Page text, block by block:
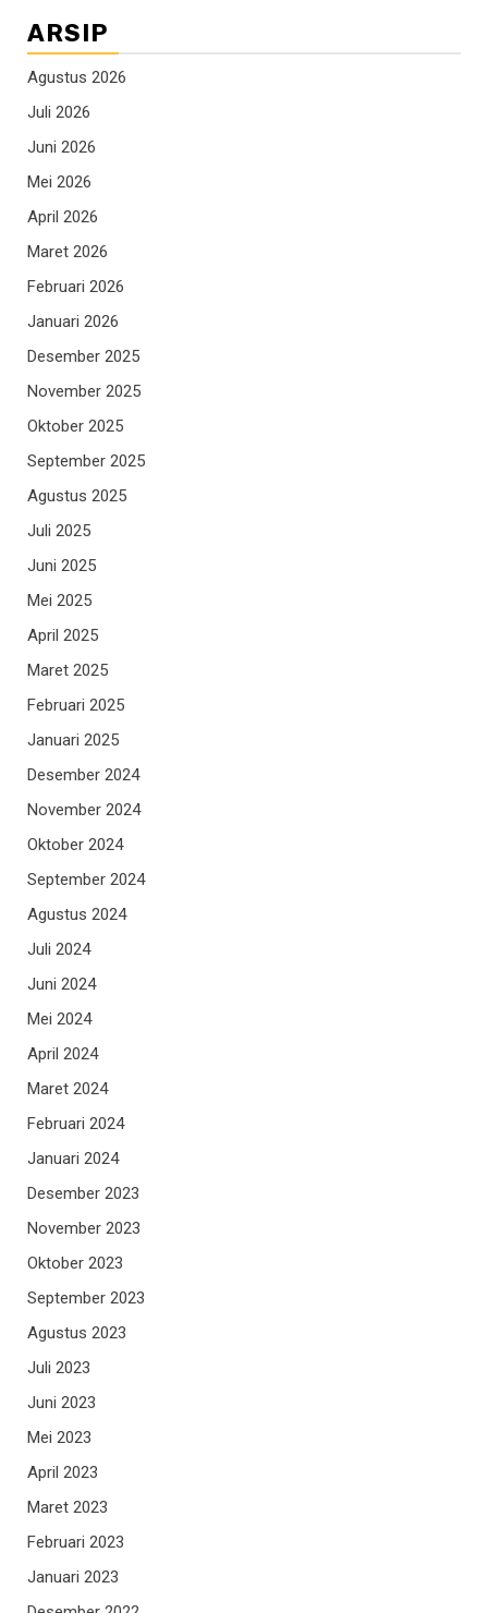
ARSIP
Agustus 2026
Juli 2026
Juni 2026
Mei 2026
April 2026
Maret 2026
Februari 2026
Januari 2026
Desember 2025
November 2025
Oktober 2025
September 2025
Agustus 2025
Juli 2025
Juni 2025
Mei 2025
April 2025
Maret 2025
Februari 2025
Januari 2025
Desember 2024
November 2024
Oktober 2024
September 2024
Agustus 2024
Juli 2024
Juni 2024
Mei 2024
April 2024
Maret 2024
Februari 2024
Januari 2024
Desember 2023
November 2023
Oktober 2023
September 2023
Agustus 2023
Juli 2023
Juni 2023
Mei 2023
April 2023
Maret 2023
Februari 2023
Januari 2023